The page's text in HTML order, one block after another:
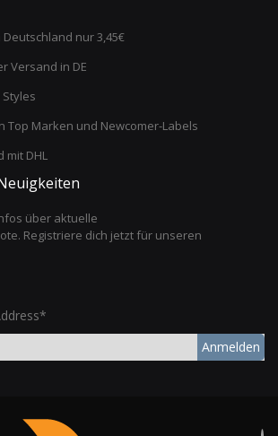
nur 3,45€
Versand in DE
Top Marken und Newcomer-Labels
mit DHL
über aktuelle
Registriere dich jetzt für unseren
Anmelden